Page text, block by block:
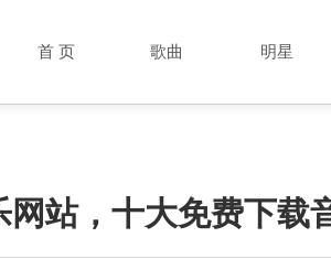
首 页 歌曲 明星
站，十大免费下载